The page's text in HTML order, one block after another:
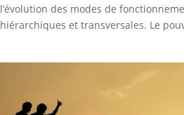
l’évolution des modes de
hiérarchiques et transversales. Le